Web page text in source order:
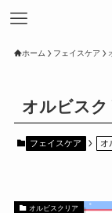
ホーム フェイスケア
オルビスク
フェイスケア オ
オルビスクリア